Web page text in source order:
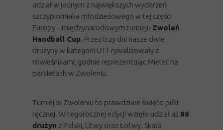
udział w jednym z największych wydarzeń
szczypiorniaka młodzieżowego w tej części
Europy – międzynarodowym turnieju Zwoleń
Handball Cup. Przez trzy dni nasze dwie
drużyny w kategorii U11 rywalizowały z
rówieśnikami, godnie reprezentując Mielec na
parkietach w Zwoleniu.
Turniej w Zwoleniu to prawdziwe święto piłki
ręcznej. W tegorocznej edycji wzięło udział aż 86
drużyn z Polski, Litwy oraz Łotwy. Skala